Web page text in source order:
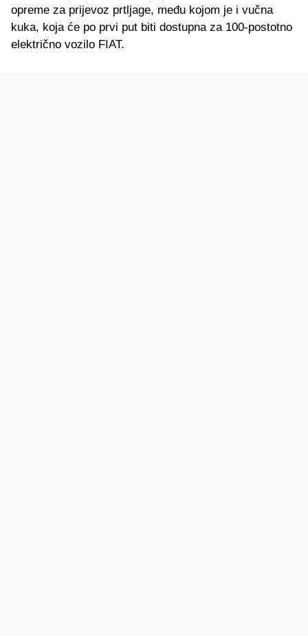
opreme za prijevoz prtljage, među kojom je i vučna
kuka, koja će po prvi put biti dostupna za 100-postotno
električno vozilo FIAT.